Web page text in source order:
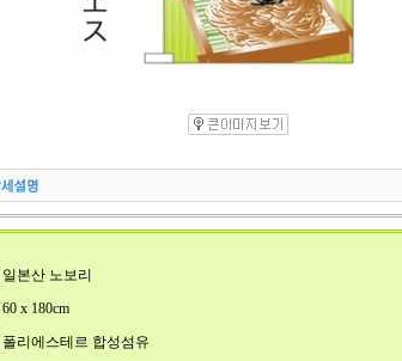
본산 노보리
x 180cm
리에스테르 합성섬유